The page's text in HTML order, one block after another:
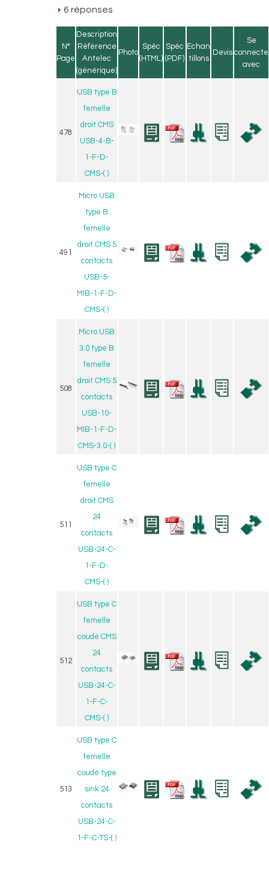
6 réponses
N°
Page
Description
Référence
Antelec
(générique)
Photo
Spéc
(HTML)
Spéc
(PDF)
Echan
tillons
Devis
Se
connecte
avec
478
USB type B
femelle
droit CMS
USB-4-B-
1-F-D-
CMS-( )
491
Micro USB
type B
femelle
droit CMS 5
contacts
USB-5-
MIB-1-F-D-
CMS-( )
508
Micro USB
3.0 type B
femelle
droit CMS 5
contacts
USB-10-
MIB-1-F-D-
CMS-3.0-( )
511
USB type C
femelle
droit CMS
24
contacts
USB-24-C-
1-F-D-
CMS-( )
512
USB type C
femelle
coudé CMS
24
contacts
USB-24-C-
1-F-C-
CMS-( )
513
USB type C
femelle
coudé type
sink 24
contacts
USB-24-C-
1-F-C-TS-( )